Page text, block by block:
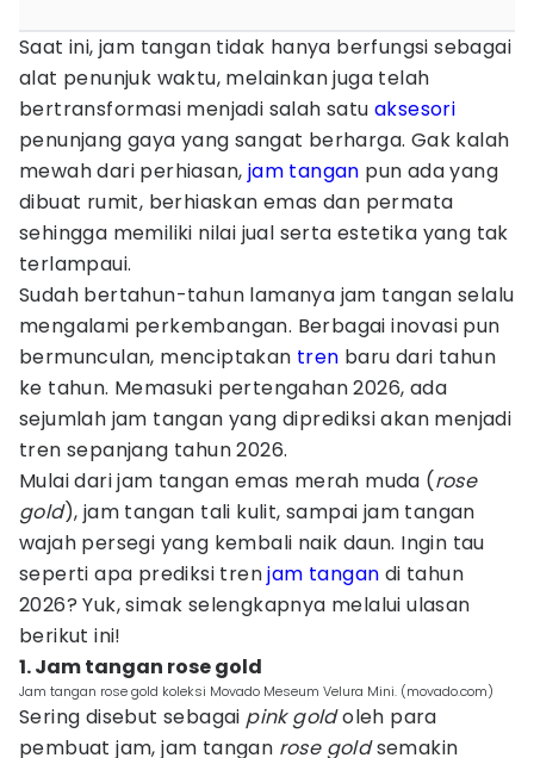
Saat ini, jam tangan tidak hanya berfungsi sebagai
alat penunjuk waktu, melainkan juga telah
bertransformasi menjadi salah satu aksesori
penunjang gaya yang sangat berharga. Gak kalah
mewah dari perhiasan, jam tangan pun ada yang
dibuat rumit, berhiaskan emas dan permata
sehingga memiliki nilai jual serta estetika yang tak
terlampaui.
Sudah bertahun-tahun lamanya jam tangan selalu
mengalami perkembangan. Berbagai inovasi pun
bermunculan, menciptakan tren baru dari tahun
ke tahun. Memasuki pertengahan 2026, ada
sejumlah jam tangan yang diprediksi akan menjadi
tren sepanjang tahun 2026.
Mulai dari jam tangan emas merah muda (rose
gold), jam tangan tali kulit, sampai jam tangan
wajah persegi yang kembali naik daun. Ingin tau
seperti apa prediksi trenjam tangan di tahun
2026? Yuk, simak selengkapnya melalui ulasan
berikut ini!
1. Jam tangan rose gold
Jam tangan rose gold koleksi Movado Meseum Velura Mini. (movado.com)
Sering disebut sebagai pink goldoleh para
pembuat jam, jam tangan rose goldsemakin